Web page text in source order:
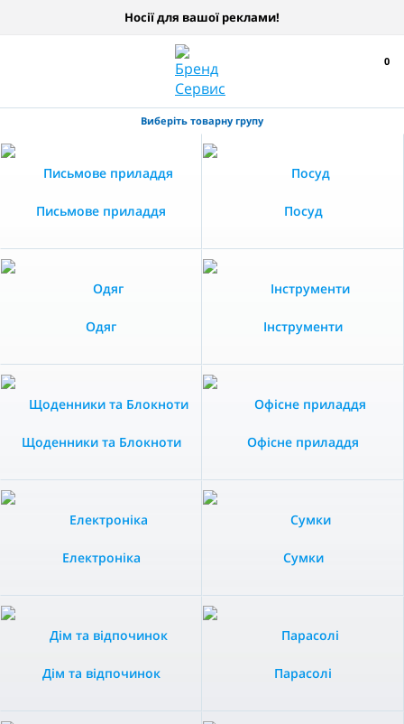
Носії для вашої реклами!
0
Виберіть товарну групу
Письмове приладдя Посуд
Одяг Інструменти
Щоденники та Блокноти Офісне приладдя
Електроніка Сумки
Дім та відпочинок Парасолі